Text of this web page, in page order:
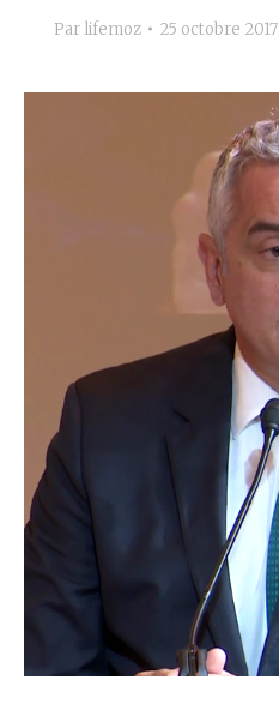
Par lifemoz 25 octobre 2017